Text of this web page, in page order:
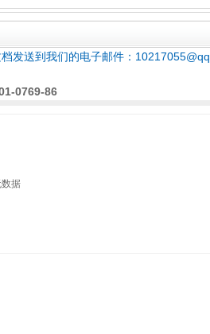
发送到我们的电子邮件：
0769-86
据